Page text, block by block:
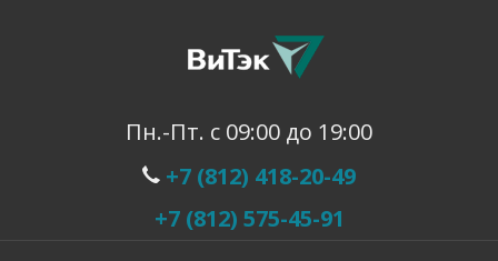
Пн.-Пт. с 09:00 до 19:00
+7 (812) 418-20-49
+7 (812) 575-45-91